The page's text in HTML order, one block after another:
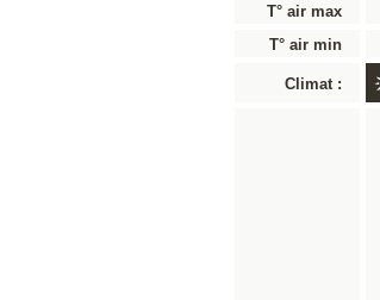
T° air max
T° air min
Climat :